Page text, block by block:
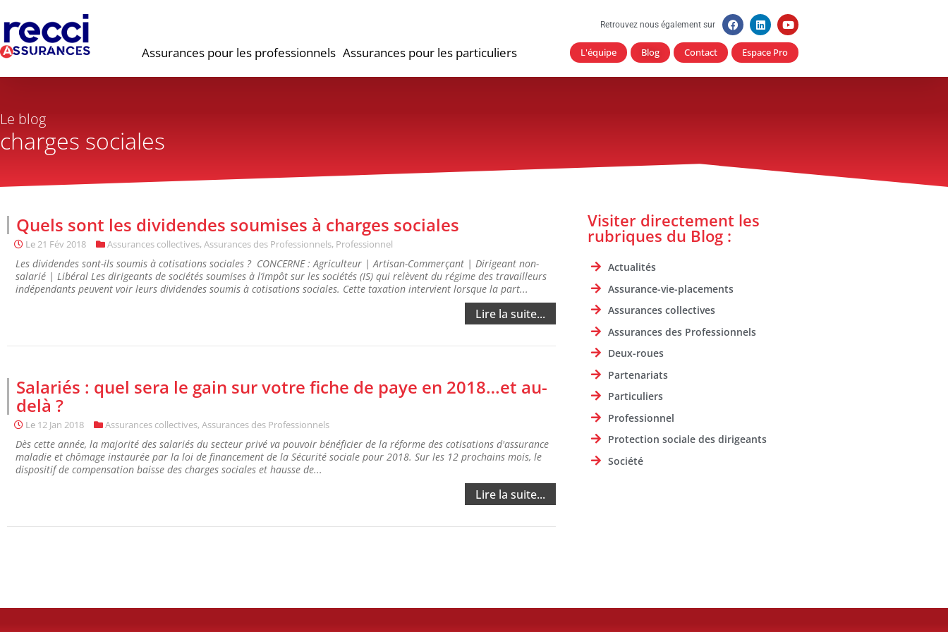
Assurances pour les professionnels Assurances pour les particuliers
Retrouvez nous également sur
L'équipe Blog Contact Espace Pro
Le blog
charges sociales
Quels sont les dividendes soumises à charges sociales
Le21 Fév 2018 Assurances collectives, Assurances des Professionnels, Professionnel
Les dividendes sont-ils soumis à cotisations sociales ? CONCERNE : Agriculteur | Artisan-Commerçant | Dirigeant non-
salarié | Libéral Les dirigeants de sociétés soumises à l’impôt sur les sociétés (IS) qui relèvent du régime des travailleurs
indépendants peuvent voir leurs dividendes soumis à cotisations sociales. Cette taxation intervient lorsque la part...
Lire la suite...
Salariés : quel sera le gain sur votre fiche de paye en 2018…et au-
delà ?
Le 12 Jan 2018 Assurances collectives, Assurances des Professionnels
Dès cette année, la majorité des salariés du secteur privé va pouvoir bénéficier de la réforme des cotisations d'assurance
maladie et chômage instaurée par la loi de financement de la Sécurité sociale pour 2018. Sur les 12 prochains mois, le
dispositif de compensation baisse des charges sociales et hausse de...
Lire la suite...
Visiter directement les
rubriques du Blog :
Actualités
Assurance-vie-placements
Assurances collectives
Assurances des Professionnels
Deux-roues
Partenariats
Particuliers
Professionnel
Protection sociale des dirigeants
Société